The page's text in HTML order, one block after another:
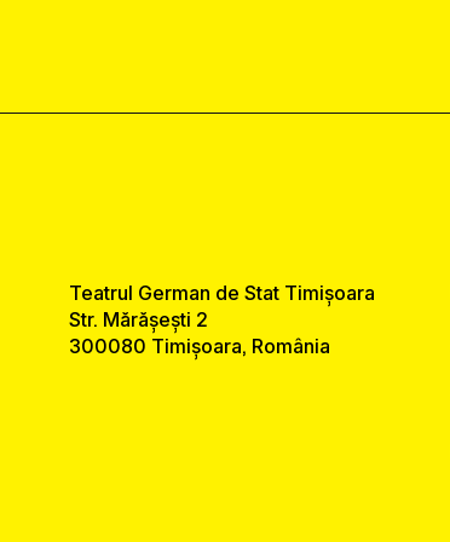
Teatrul German de Stat Timișoara
Str. Mărășești 2
300080 Timișoara, România